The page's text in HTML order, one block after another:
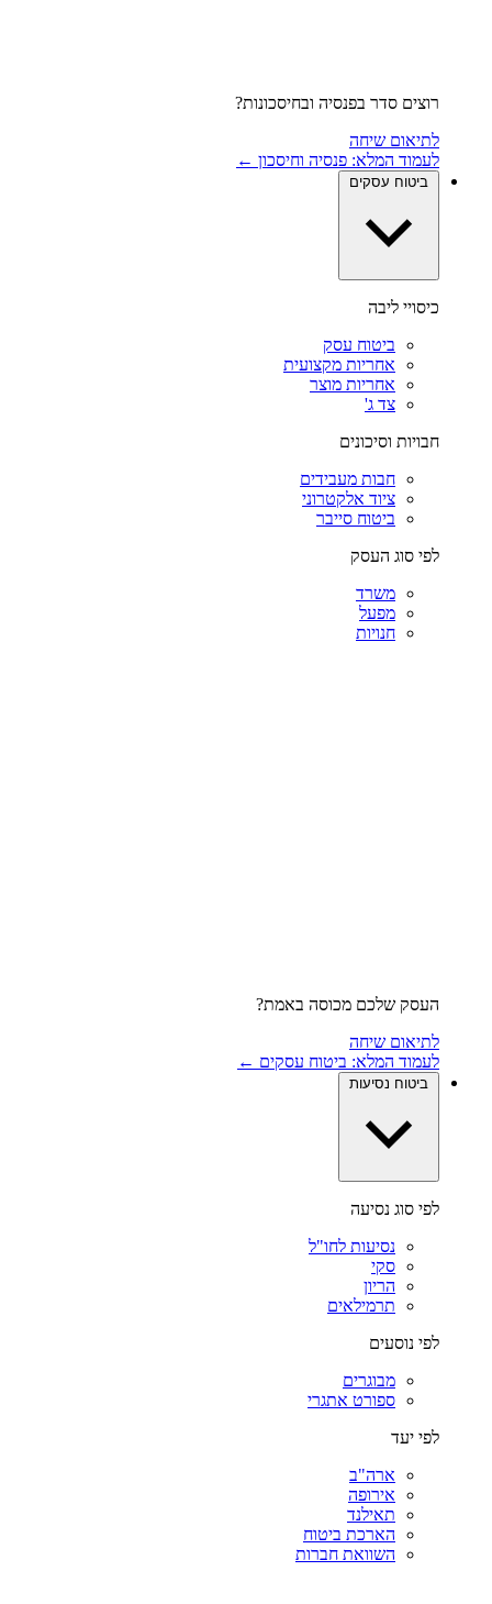
רוצים סדר בפנסיה ובחיסכונות?
לתיאום שיחה
לעמוד המלא: פנסיה וחיסכון ←
ביטוח עסקים
כיסויי ליבה
ביטוח עסק
אחריות מקצועית
אחריות מוצר
צד ג'
חבויות וסיכונים
חבות מעבידים
ציוד אלקטרוני
ביטוח סייבר
לפי סוג העסק
משרד
מפעל
חנויות
העסק שלכם מכוסה באמת?
לתיאום שיחה
לעמוד המלא: ביטוח עסקים ←
ביטוח נסיעות
לפי סוג נסיעה
נסיעות לחו"ל
סקי
הריון
תרמילאים
לפי נוסעים
מבוגרים
ספורט אתגרי
לפי יעד
ארה"ב
אירופה
תאילנד
הארכת ביטוח
השוואת חברות